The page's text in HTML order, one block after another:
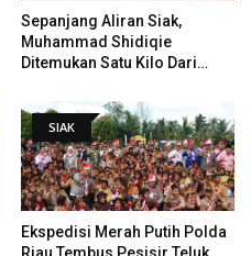
Sepanjang Aliran Siak,
Muhammad Shidiqie
Ditemukan Satu Kilo Dari
SIAK
Ekspedisi Merah Putih Polda